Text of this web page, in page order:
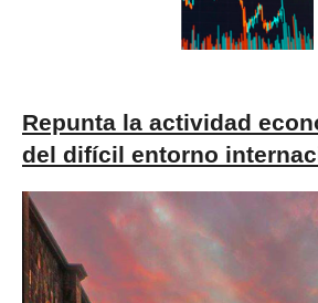
Repunta la actividad
del difícil entorno